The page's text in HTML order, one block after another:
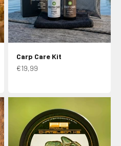
Carp Care Kit
Aanbiedingsprijs
€19,99